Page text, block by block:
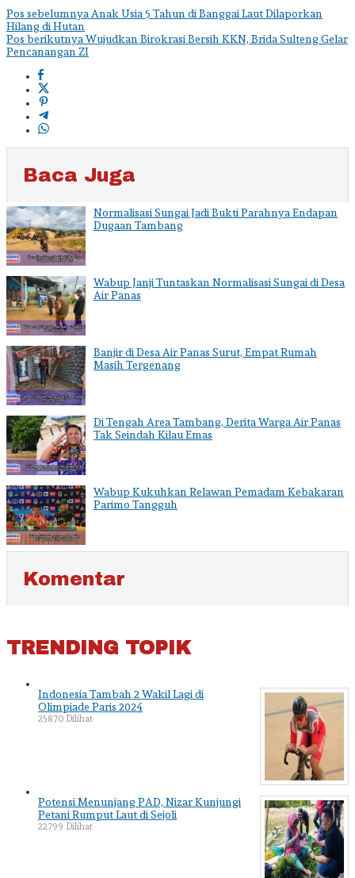
Navigasi
pos
Pos sebelumnya Anak Usia 5 Tahun di Banggai Laut Dilaporkan
Hilang di Hutan
Pos berikutnyaWujudkan Birokrasi Bersih KKN, Brida Sulteng Gelar
Pencanangan ZI
Baca Juga
Normalisasi Sungai Jadi Bukti Parahnya Endapan
Dugaan Tambang
Wabup Janji Tuntaskan Normalisasi Sungai di Desa
Air Panas
Banjir di Desa Air Panas Surut, Empat Rumah
Masih Tergenang
Di Tengah Area Tambang, Derita Warga Air Panas
Tak Seindah Kilau Emas
Wabup Kukuhkan Relawan Pemadam Kebakaran
Parimo Tangguh
Komentar
TRENDING TOPIK
Indonesia Tambah 2 Wakil Lagi di
Olimpiade Paris 2024
25870 Dilihat
Potensi Menunjang PAD, Nizar Kunjungi
Petani Rumput Laut di Sejoli
22799 Dilihat